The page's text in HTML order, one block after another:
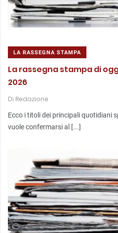
LA RASSEGNA STAMPA
La rassegna stampa di
2026
Di Redazione
Ecco i titoli dei principali quotidiani
vuole confermarsi al [...]